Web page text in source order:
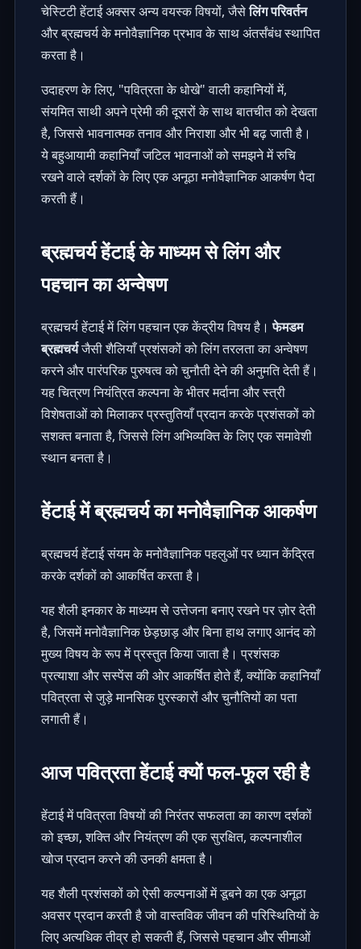
चेस्टिटी हेंटाई अक्सर अन्य वयस्क विषयों, जैसेलिंग परिवर्तन
औरब्रह्मचर्य के मनोवैज्ञानिक प्रभावके साथ अंतर्संबंध स्थापित
करता है।
उदाहरण के लिए, "पवित्रता के धोखे" वाली कहानियों में,
संयमित साथी अपने प्रेमी की दूसरों के साथ बातचीत को देखता
है, जिससे भावनात्मक तनाव और निराशा और भी बढ़ जाती है।
ये बहुआयामी कहानियाँ जटिल भावनाओं को समझने में रुचि
रखने वाले दर्शकों के लिए एक अनूठा मनोवैज्ञानिक आकर्षण पैदा
करती हैं।
ब्रह्मचर्य हेंटाई के माध्यम से लिंग और
पहचान का अन्वेषण
ब्रह्मचर्य हेंटाई में लिंग पहचान एक केंद्रीय विषय है।फेमडम
ब्रह्मचर्यजैसी शैलियाँ प्रशंसकों कोलिंग तरलताका अन्वेषण
करने और पारंपरिक पुरुषत्व को चुनौती देने की अनुमति देती हैं।
यह चित्रण नियंत्रित कल्पना के भीतर मर्दाना और स्त्री
विशेषताओं को मिलाकर प्रस्तुतियाँ प्रदान करके प्रशंसकों को
सशक्त बनाता है, जिससे लिंग अभिव्यक्ति के लिए एक समावेशी
स्थान बनता है।
हेंटाई में ब्रह्मचर्य का मनोवैज्ञानिक आकर्षण
ब्रह्मचर्य हेंटाई संयम के मनोवैज्ञानिक पहलुओं पर ध्यान केंद्रित
करके दर्शकों को आकर्षित करता है।
यह शैली इनकार के माध्यम से उत्तेजना बनाए रखने पर ज़ोर देती
है, जिसमें मनोवैज्ञानिक छेड़छाड़ और बिना हाथ लगाए आनंद को
मुख्य विषय के रूप में प्रस्तुत किया जाता है। प्रशंसक
प्रत्याशा और सस्पेंस की ओर आकर्षित होते हैं, क्योंकि कहानियाँ
पवित्रता से जुड़े मानसिक पुरस्कारों और चुनौतियों का पता
लगाती हैं।
आज पवित्रता हेंटाई क्यों फल-फूल रही है
हेंटाई में पवित्रता विषयों की निरंतर सफलता का कारण दर्शकों
को इच्छा, शक्ति और नियंत्रण की एक सुरक्षित, कल्पनाशील
खोज प्रदान करने की उनकी क्षमता है।
यह शैली प्रशंसकों को ऐसी कल्पनाओं में डूबने का एक अनूठा
अवसर प्रदान करती है जो वास्तविक जीवन की परिस्थितियों के
लिए अत्यधिक तीव्र हो सकती हैं, जिससे पहचान और सीमाओं